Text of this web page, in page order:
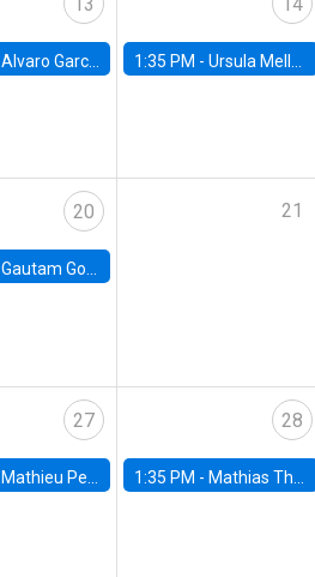
Alvaro Garcia-Marin, Universidad de Los Andes 1:35 PM -Ursula Mello, Insper - Institute of Education and Research
20
Gautam Gowrisankaran, Columbia University
21
27
Mathieu Pedemonte, IDB
28
1:35 PM - Mathias Thoenig, University of Lausanne